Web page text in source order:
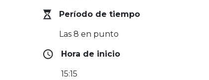
Período de tiempo
Las 8 en punto
Hora de inicio
15:15